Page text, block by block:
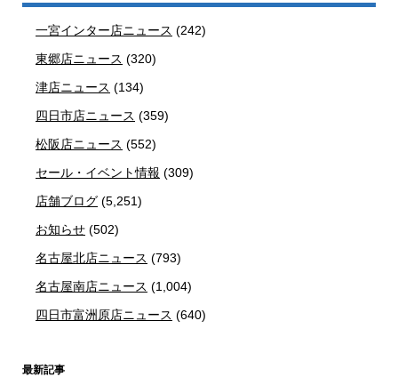
一宮インター店ニュース (242)
東郷店ニュース (320)
津店ニュース (134)
四日市店ニュース (359)
松阪店ニュース (552)
セール・イベント情報 (309)
店舗ブログ (5,251)
お知らせ (502)
名古屋北店ニュース (793)
名古屋南店ニュース (1,004)
四日市富洲原店ニュース (640)
最新記事